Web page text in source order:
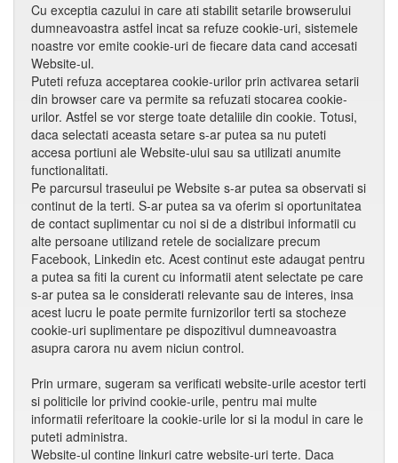
Cu exceptia cazului in care ati stabilit setarile browserului
dumneavoastra astfel incat sa refuze cookie-uri, sistemele
noastre vor emite cookie-uri de fiecare data cand accesati
Website-ul.
Puteti refuza acceptarea cookie-urilor prin activarea setarii
din browser care va permite sa refuzati stocarea cookie-
urilor. Astfel se vor sterge toate detaliile din cookie. Totusi,
daca selectati aceasta setare s-ar putea sa nu puteti
accesa portiuni ale Website-ului sau sa utilizati anumite
functionalitati.
Pe parcursul traseului pe Website s-ar putea sa observati si
continut de la terti. S-ar putea sa va oferim si oportunitatea
de contact suplimentar cu noi si de a distribui informatii cu
alte persoane utilizand retele de socializare precum
Facebook, Linkedin etc. Acest continut este adaugat pentru
a putea sa fiti la curent cu informatii atent selectate pe care
s-ar putea sa le considerati relevante sau de interes, insa
acest lucru le poate permite furnizorilor terti sa stocheze
cookie-uri suplimentare pe dispozitivul dumneavoastra
asupra carora nu avem niciun control.
Prin urmare, sugeram sa verificati website-urile acestor terti
si politicile lor privind cookie-urile, pentru mai multe
informatii referitoare la cookie-urile lor si la modul in care le
puteti administra.
Website-ul contine linkuri catre website-uri terte. Daca